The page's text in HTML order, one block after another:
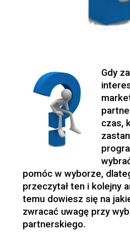
Gdy
czas,
pomóc w wyborze,
przeczytał ten i kolejny
temu dowiesz się na
zwracać uwagę przy
partnerskiego.